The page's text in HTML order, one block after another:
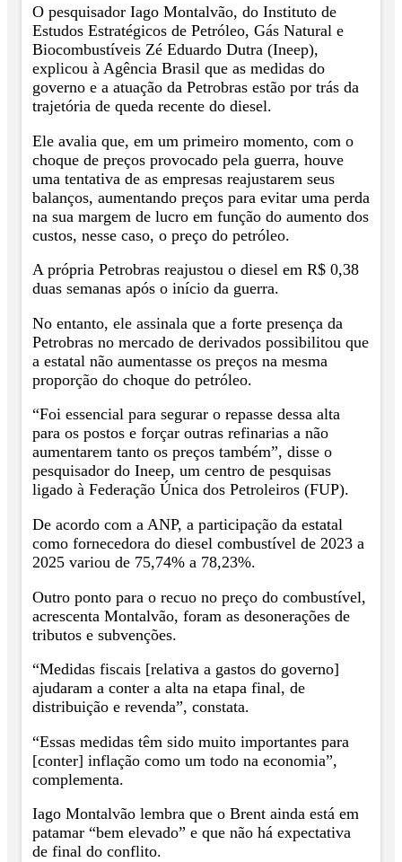
O pesquisador Iago Montalvão, do Instituto de
Estudos Estratégicos de Petróleo, Gás Natural e
Biocombustíveis Zé Eduardo Dutra (Ineep),
explicou à Agência Brasil que as medidas do
governo e a atuação da Petrobras estão por trás da
trajetória de queda recente do diesel.
Ele avalia que, em um primeiro momento, com o
choque de preços provocado pela guerra, houve
uma tentativa de as empresas reajustarem seus
balanços, aumentando preços para evitar uma perda
na sua margem de lucro em função do aumento dos
custos, nesse caso, o preço do petróleo.
A própria Petrobras reajustou o diesel em R$ 0,38
duas semanas após o início da guerra.
No entanto, ele assinala que a forte presença da
Petrobras no mercado de derivados possibilitou que
a estatal não aumentasse os preços na mesma
proporção do choque do petróleo.
“Foi essencial para segurar o repasse dessa alta
para os postos e forçar outras refinarias a não
aumentarem tanto os preços também”, disse o
pesquisador do Ineep, um centro de pesquisas
ligado à Federação Única dos Petroleiros (FUP).
De acordo com a ANP, a participação da estatal
como fornecedora do diesel combustível de 2023 a
2025 variou de 75,74% a 78,23%.
Outro ponto para o recuo no preço do combustível,
acrescenta Montalvão, foram as desonerações de
tributos e subvenções.
“Medidas fiscais [relativa a gastos do governo]
ajudaram a conter a alta na etapa final, de
distribuição e revenda”, constata.
“Essas medidas têm sido muito importantes para
[conter] inflação como um todo na economia”,
complementa.
Iago Montalvão lembra que o Brent ainda está em
patamar “bem elevado” e que não há expectativa
de final do conflito.